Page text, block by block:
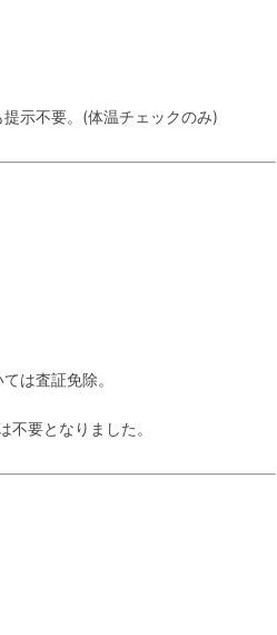
示不要。(体温チェックのみ)
は査証免除。
要となりました。